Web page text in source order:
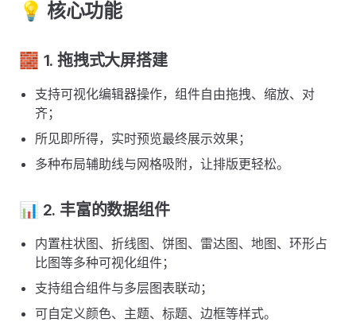
💡 核心功能
🧱 1. 拖拽式大屏搭建
支持可视化编辑器操作，组件自由拖拽、缩放、对
齐；
所见即所得，实时预览最终展示效果；
多种布局辅助线与网格吸附，让排版更轻松。
📊 2. 丰富的数据组件
内置柱状图、折线图、饼图、雷达图、地图、环形占
比图等多种可视化组件；
支持组合组件与多层图表联动；
可自定义颜色、主题、标题、边框等样式。